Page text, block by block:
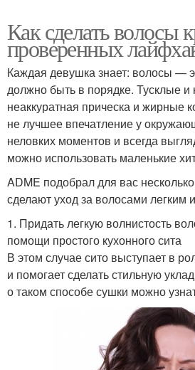
Как сделать волосы
проверенных
Каждая девушка знает: волосы —
должно быть в порядке. Тусклые
неаккуратная прическа и жирные
не лучшее впечатление у
неловких моментов и всегда
можно использовать маленькие
ADME подобрал для вас
сделают уход за волосами легким
1. Придать легкую волнистость
помощи простого кухонного сита
В этом случае сито выступает в
и помогает сделать стильную
о таком способе сушки можно